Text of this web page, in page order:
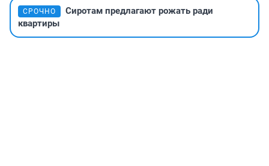
СРОЧНО
Сиротам предлагают рожать ради
квартиры